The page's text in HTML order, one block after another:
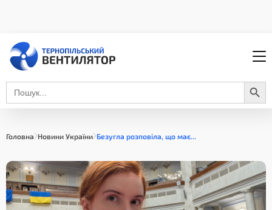
Search
for:
Search Button
Головна Новини України Безугла розповіла, що має...